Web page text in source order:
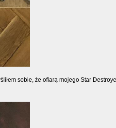
sobie, że ofiarą mojego Star